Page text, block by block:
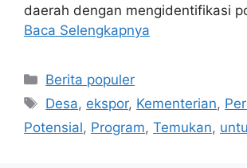
daerah dengan mengidentifikasi
Baca Selengkapnya
Kategori
Berita populer
Tag
Desa, ekspor, Kementerian,
Potensial, Program, Temukan,